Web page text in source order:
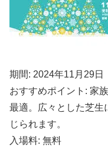
期間: 2024年11月29日
おすすめポイント: 家
最適。広々とした芝生
じられます。
入場料: 無料